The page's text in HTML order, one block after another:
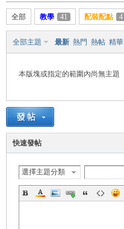
管
全部 教學 41 配裝配點 4
全部主題 最新 熱門 熱帖 精華
本版塊或指定的範圍內尚無主題
快速發帖
選擇主題分類